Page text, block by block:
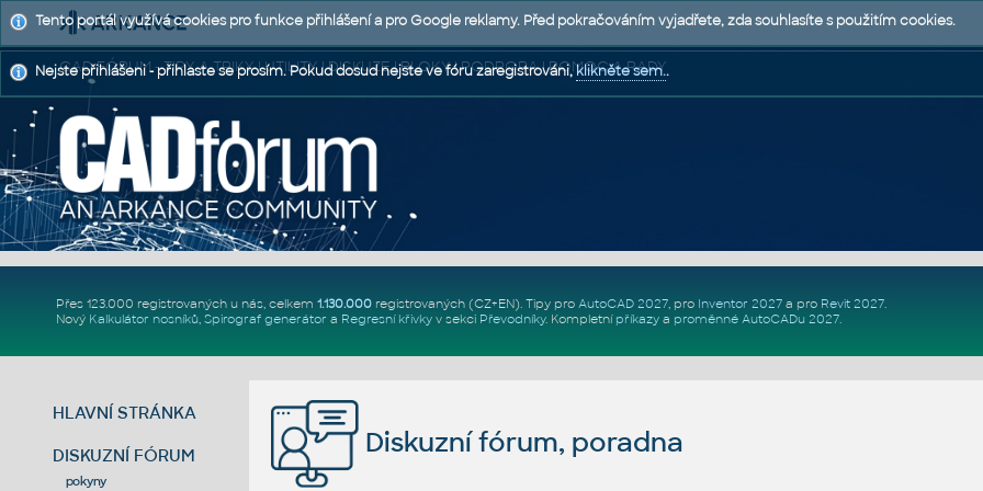
CAD FÓRUM - TIPY A TRIKY | UTILITY | DISKUZE | BLOKY | PODPORA | POMOC A RADY
Přes 123.000 registrovaných u nás, celkem 1.130.000registrovaných (CZ+EN). Tipy pro AutoCAD 2027, pro Inventor 2027a pro Revit 2027.
Nový Kalkulátor nosníků, Spirograf generátor a Regresní křivkyv sekci Převodníky. Kompletní příkazya proměnné AutoCADu 2027.
HLAVNÍ STRÁNKA
DISKUZNÍ FÓRUM
pokyny
Diskuzní fórum, poradna
Tento portál využívá cookies pro funkce přihlášení a pro Google reklamy. Před pokračováním vyjadřete, zda souhlasíte s použitím cookies.
Nejste přihlášeni - přihlaste se prosím. Pokud dosud nejste ve fóru zaregistrováni,klikněte sem..